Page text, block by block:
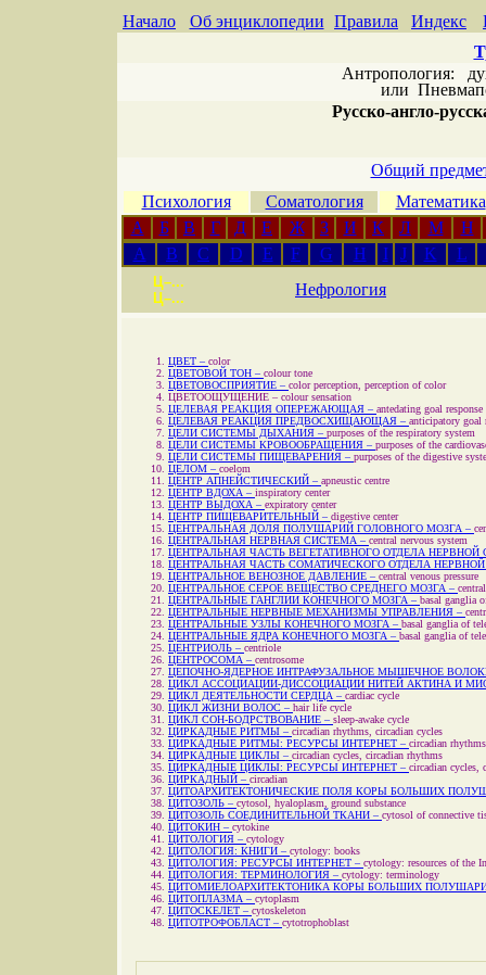
Начало Об энциклопедии Правила Индекс
Антропология:
или
Русско-англо-
Общий
Психология
Соматология
Математика
А
Б В Г Д Е Ж З И К Л М
Н
A
B C D E F G H I J K L
Ц–...
Ц–...
Нефрология
ЦВЕТ – color
ЦВЕТОВОЙ ТОН – colour tone
ЦВЕТОВОСПРИЯТИЕ – color perception, perception of color
ЦВЕТООЩУЩЕНИЕ – colour sensation
ЦЕЛЕВАЯ РЕАКЦИЯ ОПЕРЕЖАЮЩАЯ – antedating goal response
ЦЕЛЕВАЯ РЕАКЦИЯ ПРЕДВОСХИЩАЮЩАЯ – anticipatory goal
ЦЕЛИ СИСТЕМЫ ДЫХАНИЯ – purposes of the respiratory system
ЦЕЛИ СИСТЕМЫ КРОВООБРАЩЕНИЯ – purposes of the
ЦЕЛИ СИСТЕМЫ ПИЩЕВАРЕНИЯ – purposes of the digestive
ЦЕЛОМ – coelom
ЦЕНТР АПНЕЙСТИЧЕСКИЙ – apneustic centre
ЦЕНТР ВДОХА – inspiratory center
ЦЕНТР ВЫДОХА – expiratory center
ЦЕНТР ПИЩЕВАРИТЕЛЬНЫЙ – digestive center
ЦЕНТРАЛЬНАЯ ДОЛЯ ПОЛУШАРИЙ ГОЛОВНОГО МОЗГА –
ЦЕНТРАЛЬНАЯ НЕРВНАЯ СИСТЕМА – central nervous system
ЦЕНТРАЛЬНАЯ ЧАСТЬ ВЕГЕТАТИВНОГО ОТДЕЛА
ЦЕНТРАЛЬНАЯ ЧАСТЬ СОМАТИЧЕСКОГО ОТДЕЛА
ЦЕНТРАЛЬНОЕ ВЕНОЗНОЕ ДАВЛЕНИЕ – central venous pressure
ЦЕНТРАЛЬНОЕ СЕРОЕ ВЕЩЕСТВО СРЕДНЕГО МОЗГА –
ЦЕНТРАЛЬНЫЕ ГАНГЛИИ КОНЕЧНОГО МОЗГА – basal ganglia
ЦЕНТРАЛЬНЫЕ НЕРВНЫЕ МЕХАНИЗМЫ УПРАВЛЕНИЯ –
ЦЕНТРАЛЬНЫЕ УЗЛЫ КОНЕЧНОГО МОЗГА – basal ganglia of
ЦЕНТРАЛЬНЫЕ ЯДРА КОНЕЧНОГО МОЗГА – basal ganglia of
ЦЕНТРИОЛЬ – centriole
ЦЕНТРОСОМА – centrosome
ЦЕПОЧНО-ЯДЕРНОЕ ИНТРАФУЗАЛЬНОЕ МЫШЕЧНОЕ
ЦИКЛ АССОЦИАЦИИ-ДИССОЦИАЦИИ НИТЕЙ АКТИНА И
ЦИКЛ ДЕЯТЕЛЬНОСТИ СЕРДЦА – cardiac cycle
ЦИКЛ ЖИЗНИ ВОЛОС – hair life cycle
ЦИКЛ СОН-БОДРСТВОВАНИЕ – sleep-awake cycle
ЦИРКАДНЫЕ РИТМЫ – сircadian rhythms, сircadian cycles
ЦИРКАДНЫЕ РИТМЫ: РЕСУРСЫ ИНТЕРНЕТ – сircadian
ЦИРКАДНЫЕ ЦИКЛЫ – сircadian cycles, сircadian rhythms
ЦИРКАДНЫЕ ЦИКЛЫ: РЕСУРСЫ ИНТЕРНЕТ – сircadian cycles,
ЦИРКАДНЫЙ – circadian
ЦИТОАРХИТЕКТОНИЧЕСКИЕ ПОЛЯ КОРЫ БОЛЬШИХ
ЦИТОЗОЛЬ – cytosol, hyaloplasm, ground substance
ЦИТОЗОЛЬ СОЕДИНИТЕЛЬНОЙ ТКАНИ – cytosol of connective
ЦИТОКИН – cytokine
ЦИТОЛОГИЯ – cytology
ЦИТОЛОГИЯ: КНИГИ – cytology: books
ЦИТОЛОГИЯ: РЕСУРСЫ ИНТЕРНЕТ – cytology: resources of the
ЦИТОЛОГИЯ: ТЕРМИНОЛОГИЯ – cytology: terminology
ЦИТОМИЕЛОАРХИТЕКТОНИКА КОРЫ БОЛЬШИХ
ЦИТОПЛАЗМА – cytoplasm
ЦИТОСКЕЛЕТ – cytoskeleton
ЦИТОТРОФОБЛАСТ – cytotrophoblast